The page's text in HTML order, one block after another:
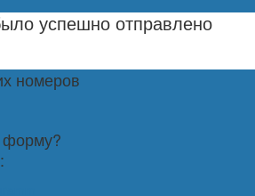
успешно отправлено
номеров
форму?